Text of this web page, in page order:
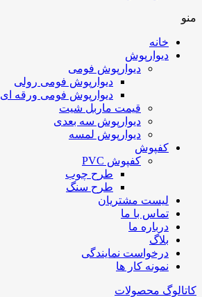
منو
خانه
دیوارپوش
دیوارپوش فومی
دیوارپوش فومی رولی
دیوارپوش فومی ورقه ای
قیمت ماربل شیت
دیوارپوش سه بعدی
دیوارپوش لمسه
کفپوش
کفپوش PVC
طرح چوب
طرح سنگ
لیست مشتریان
تماس با ما
درباره ما
بلاگ
درخواست نمایندگی
نمونه کار ها
کاتالوگ محصولات